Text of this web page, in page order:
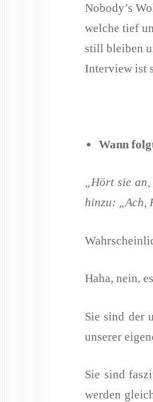
Nobody’s
welche tief
still bleiben
Interview ist
Wann
„Hört sie an,
hinzu: „Ach,
Haha, nein,
Sie sind der
unserer
Sie sind
werden